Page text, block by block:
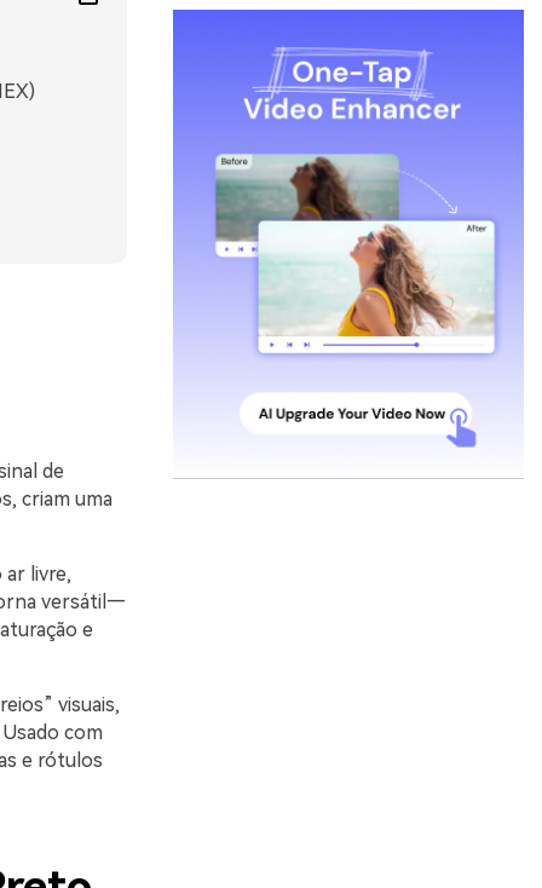
de
criam uma
ar livre,
versátil—
e
visuais,
com
e rótulos